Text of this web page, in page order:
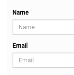
Name
Email